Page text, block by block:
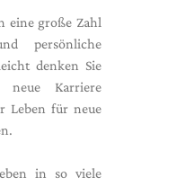
eine große Zahl
persönliche
denken Sie
neue Karriere
Leben für neue
in so viele